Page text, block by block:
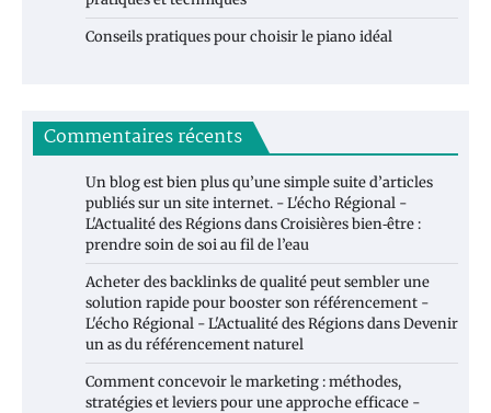
Conseils pratiques pour choisir le piano idéal
Commentaires récents
Un blog est bien plus qu’une simple suite d’articles
publiés sur un site internet. - L'écho Régional -
L'Actualité des RégionsdansCroisières bien‑être :
prendre soin de soi au fil de l’eau
Acheter des backlinks de qualité peut sembler une
solution rapide pour booster son référencement -
L'écho Régional - L'Actualité des RégionsdansDevenir
un as du référencement naturel
Comment concevoir le marketing : méthodes,
stratégies et leviers pour une approche efficace -